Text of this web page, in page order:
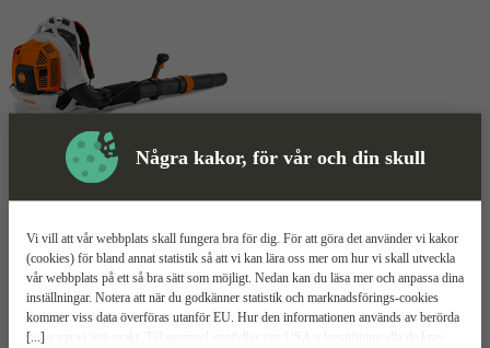
Några kakor, för vår och din skull
[...]
Vi vill att vår webbplats skall fungera bra för dig. För att göra det använder vi kakor
(cookies) för bland annat statistik så att vi kan lära oss mer om hur vi skall utveckla
vår webbplats på ett så bra sätt som möjligt. Nedan kan du läsa mer och anpassa dina
inställningar. Notera att när du godkänner statistik och marknadsförings-cookies
kommer viss data överföras utanför EU. Hur den informationen används av berörda
bolag vet vi inte exakt. Till exempel uppfyller inte USA:s lagstiftning alla de krav
Lövblås Mer information
Stihl BR 800 C-E